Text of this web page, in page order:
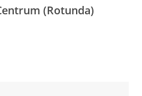
(Rotunda)